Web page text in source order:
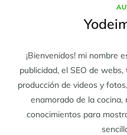
¡Bienvenidos! mi nombre
publicidad, el SEO de
producción de videos y
enamorado de la
conocimientos para